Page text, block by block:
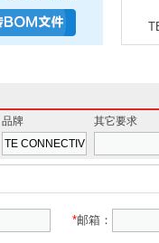
品牌 其它要求
*邮箱：